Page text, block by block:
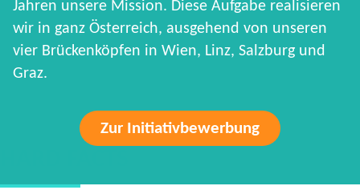
Jahren unsere Mission. Diese Aufgabe realisieren
wir in ganz Österreich, ausgehend von unseren
vier Brückenköpfen in Wien, Linz, Salzburg und
Graz.
Zur Initiativbewerbung